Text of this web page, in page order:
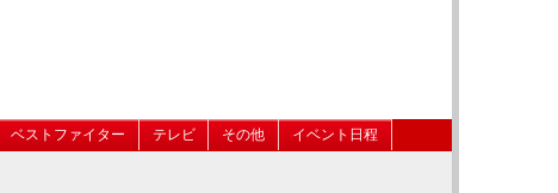
ベストファイター テレビ その他 イベント日程